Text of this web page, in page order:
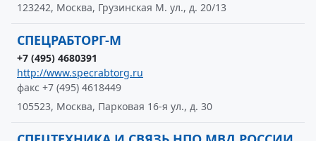
123242, Москва, Грузинская М. ул., д. 20/13
СПЕЦРАБТОРГ-М
+7 (495) 4680391
http://www.specrabtorg.ru
факс +7 (495) 4618449
105523, Москва, Парковая 16-я ул., д. 30